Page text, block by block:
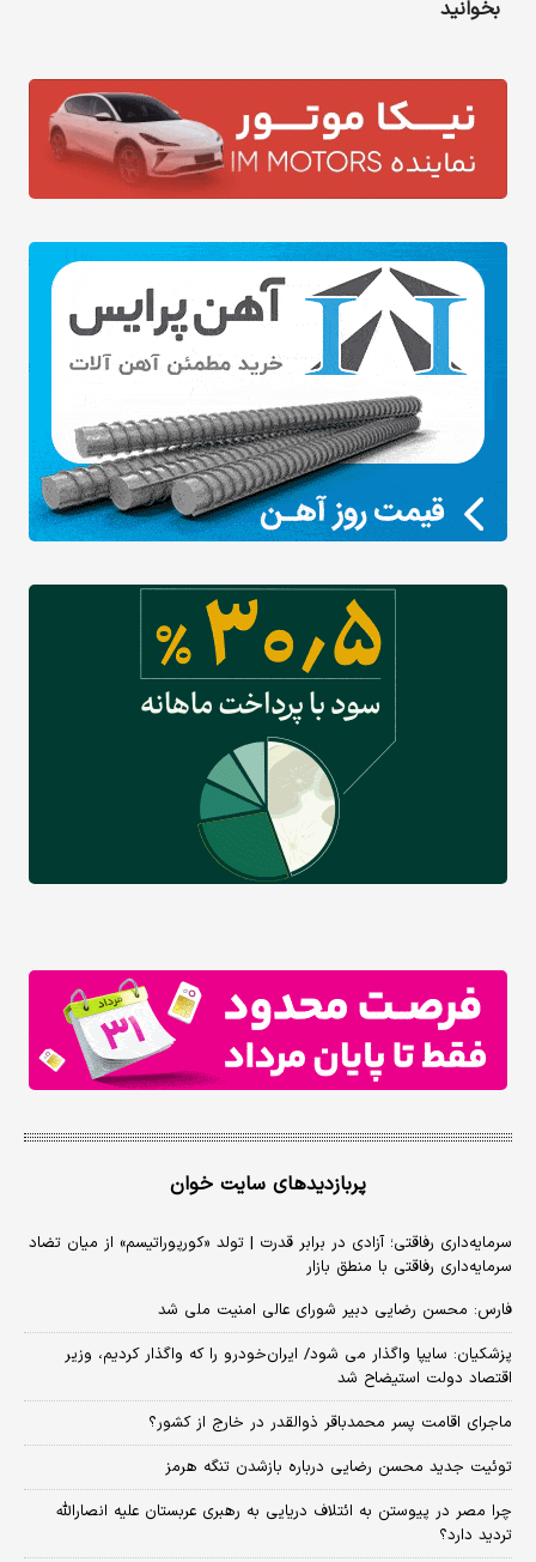
بخوانید
پربازدیدهای سایت خوان
سرمایه‌داری رفاقتی؛ آزادی در برابر قدرت | تولد «کورپوراتیسم» از میان تضاد
سرمایه‌داری رفاقتی با منطق بازار
فارس: محسن رضایی دبیر شورای عالی امنیت ملی شد
پزشکیان: سایپا واگذار می شود/ ایران‌خودرو را که واگذار کردیم، وزیر
اقتصاد دولت استیضاح شد
ماجرای اقامت پسر محمدباقر ذوالقدر در خارج از کشور؟
توئیت جدید محسن رضایی درباره بازشدن تنگه هرمز
چرا مصر در پیوستن به ائتلاف دریایی به رهبری عربستان علیه انصارالله
تردید دارد؟